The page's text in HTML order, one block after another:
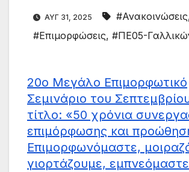
ΑΥΓ 31, 2025 #Ανακοινώσεις
#Επιμορφώσεις, #ΠΕ05-
20ο Μεγάλο Επιμορφωτικό
Σεμινάριο του
τίτλο: «50 χρόνια
επιμόρφωσης και
Επιμορφωνόμαστε,
γιορτάζουμε,